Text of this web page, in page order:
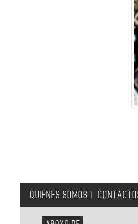
QUIENES SOMOS